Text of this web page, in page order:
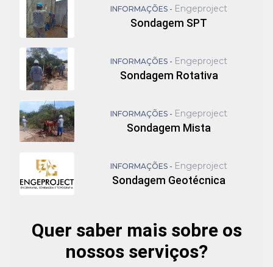
INFORMAÇÕES - Engeproject
Sondagem SPT
INFORMAÇÕES - Engeproject
Sondagem Rotativa
INFORMAÇÕES - Engeproject
Sondagem Mista
INFORMAÇÕES - Engeproject
Sondagem Geotécnica
Quer saber mais sobre os
nossos serviços?